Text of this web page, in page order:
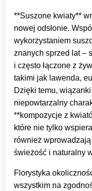
**Suszone kwiaty**
nowej odsłonie.
wykorzystaniem
znanych sprzed lat –
i często łączone z
takimi jak lawenda,
Dzięki temu,
niepowtarzalny
**kompozycje z
które nie tylko
również
świeżość i naturalny
Florystyka
wszystkim na